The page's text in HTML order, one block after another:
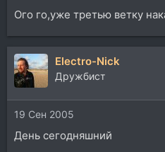
Ого го,уже третью ветку
Electro-Nick
Дружбист
19 Сен 2005
День сегодняшний